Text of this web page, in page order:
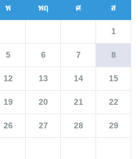
พ พฤ ศ ส
1
5 6 7 8
12 13 14 15
19 20 21 22
26 27 28 29